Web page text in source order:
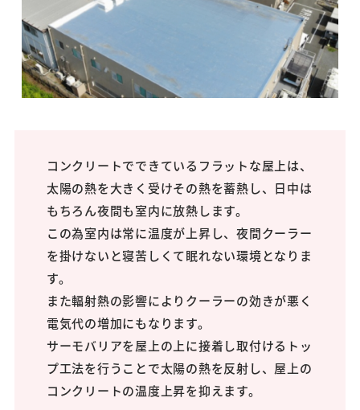
コンクリートでできているフラットな屋上は、
太陽の熱を大きく受けその熱を蓄熱し、日中は
もちろん夜間も室内に放熱します。
この為室内は常に温度が上昇し、夜間クーラー
を掛けないと寝苦しくて眠れない環境となりま
す。
また輻射熱の影響によりクーラーの効きが悪く
電気代の増加にもなります。
サーモバリアを屋上の上に接着し取付けるトッ
プ工法を行うことで太陽の熱を反射し、屋上の
コンクリートの温度上昇を抑えます。